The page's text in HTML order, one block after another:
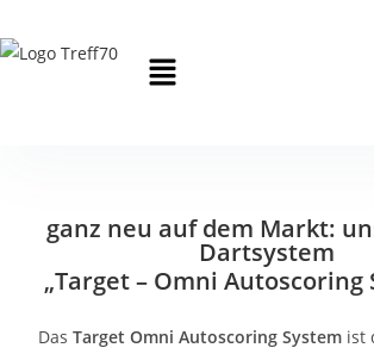
ganz neu auf dem Markt:
Dartsystem
„Target – Omni Autoscoring
Das Target Omni Autoscoring System ist